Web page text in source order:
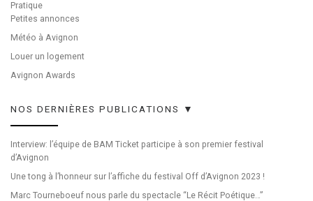
Pratique
Petites annonces
Météo à Avignon
Louer un logement
Avignon Awards
NOS DERNIÈRES PUBLICATIONS ▼
Interview: l’équipe de BAM Ticket participe à son premier festival
d’Avignon
Une tong à l’honneur sur l’affiche du festival Off d’Avignon 2023 !
Marc Tourneboeuf nous parle du spectacle “Le Récit Poétique…”